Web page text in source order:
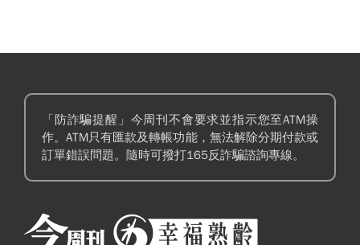
「防詐騙提醒」今周刊不會要求並指示您至ATM操
作。ATM只有匯款及轉帳功能，無法解除分期付款或
訂單錯誤問題。隨時可撥打165反詐騙諮詢專線。